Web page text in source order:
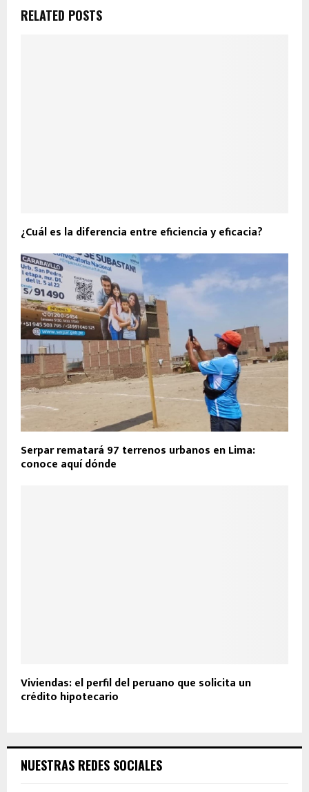
RELATED POSTS
¿Cuál es la diferencia entre eficiencia y eficacia?
Serpar rematará 97 terrenos urbanos en Lima:
conoce aquí dónde
Viviendas: el perfil del peruano que solicita un
crédito hipotecario
NUESTRAS REDES SOCIALES